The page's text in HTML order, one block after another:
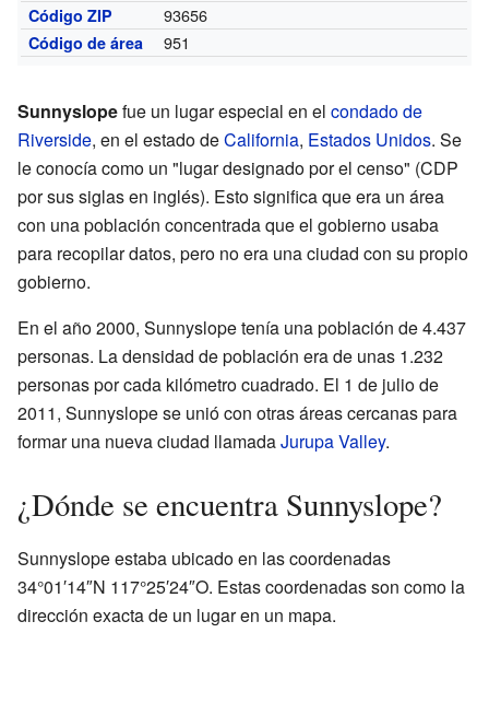
Código ZIP 93656
Código de área 951
Sunnyslopefue un lugar especial en el condado de
Riverside, en el estado deCalifornia, Estados Unidos. Se
le conocía como un "lugar designado por el censo" (CDP
por sus siglas en inglés). Esto significa que era un área
con una población concentrada que el gobierno usaba
para recopilar datos, pero no era una ciudad con su propio
gobierno.
En el año 2000, Sunnyslope tenía una población de 4.437
personas. La densidad de población era de unas 1.232
personas por cada kilómetro cuadrado. El 1 de julio de
2011, Sunnyslope se unió con otras áreas cercanas para
formar una nueva ciudad llamadaJurupa Valley.
¿Dónde se encuentra Sunnyslope?
Sunnyslope estaba ubicado en las coordenadas
34°01′14″N 117°25′24″O. Estas coordenadas son como la
dirección exacta de un lugar en un mapa.